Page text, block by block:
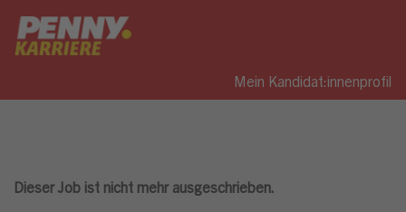
Mein Kandidat:innenprofil
Dieser Job ist nicht mehr ausgeschrieben.